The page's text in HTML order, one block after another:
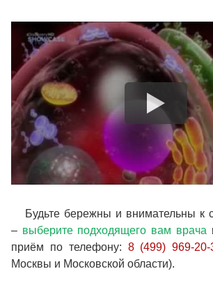
Будьте бережны и внимательны к
– выберите подходящего вам врача
приём по телефону: 8 (499) 969-20-
Москвы и Московской области).